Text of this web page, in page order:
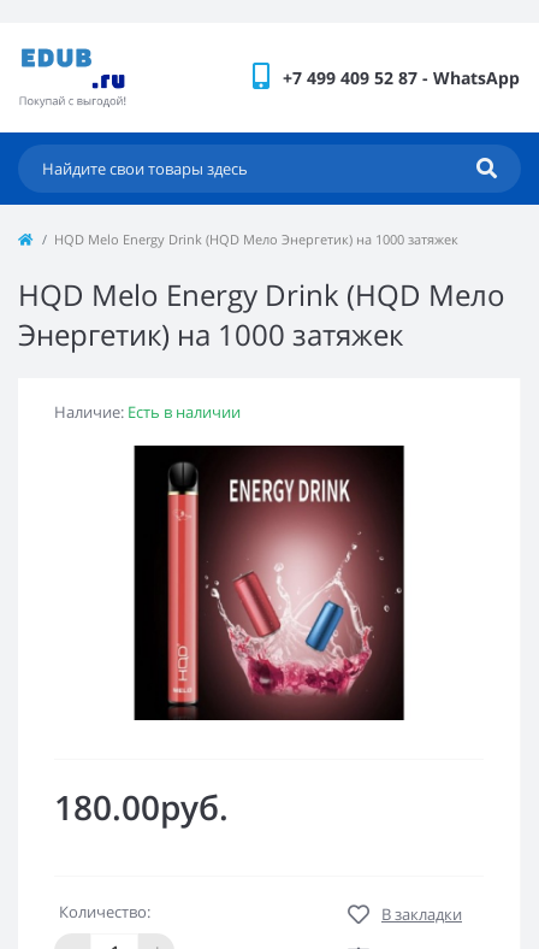
+7 499 409 52 87 - WhatsApp
HQD Melo Energy Drink (HQD Мело Энергетик) на 1000 затяжек
HQD Melo Energy Drink (HQD Мело
Энергетик) на 1000 затяжек
Наличие: Есть в наличии
180.00руб.
Количество:
В закладки